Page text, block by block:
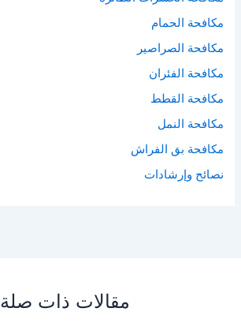
مكافحة الحمام
مكافحة الصراصير
مكافحة الفئران
مكافحة القطط
مكافحة النمل
مكافحة بق الفراش
نصائح وإرشادات
مقالات ذات صلة